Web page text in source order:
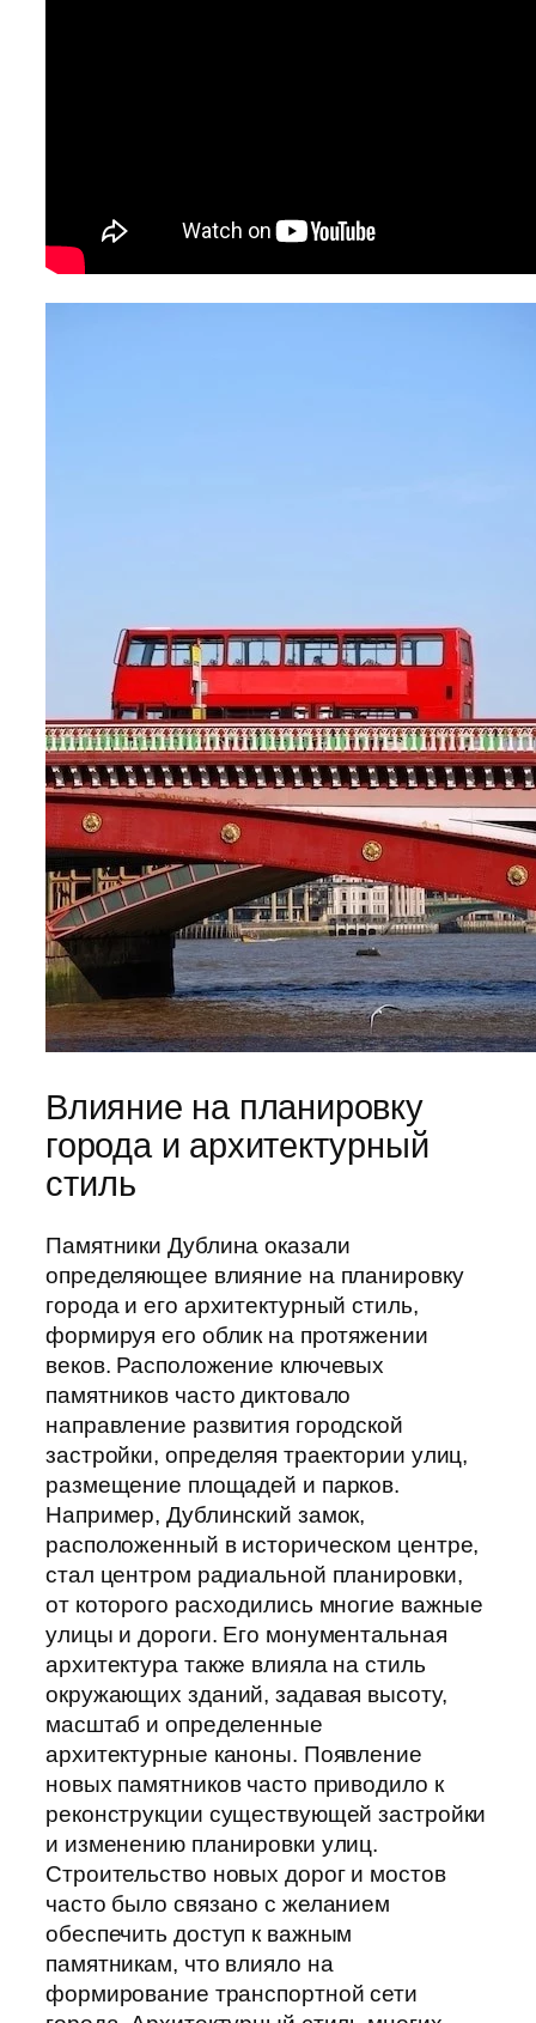
Влияние на планировку
города и архитектурный
стиль
Памятники Дублина оказали
определяющее влияние на планировку
города и его архитектурный стиль,
формируя его облик на протяжении
веков. Расположение ключевых
памятников часто диктовало
направление развития городской
застройки, определяя траектории улиц,
размещение площадей и парков.
Например, Дублинский замок,
расположенный в историческом центре,
стал центром радиальной планировки,
от которого расходились многие важные
улицы и дороги. Его монументальная
архитектура также влияла на стиль
окружающих зданий, задавая высоту,
масштаб и определенные
архитектурные каноны. Появление
новых памятников часто приводило к
реконструкции существующей застройки
и изменению планировки улиц.
Строительство новых дорог и мостов
часто было связано с желанием
обеспечить доступ к важным
памятникам, что влияло на
формирование транспортной сети